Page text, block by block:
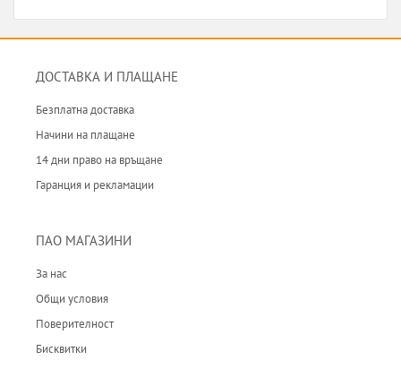
ДОСТАВКА И ПЛАЩАНЕ
Безплатна доставка
Начини на плащане
14 дни право на връщане
Гаранция и рекламации
ПАО МАГАЗИНИ
За нас
Общи условия
Поверителност
Бисквитки